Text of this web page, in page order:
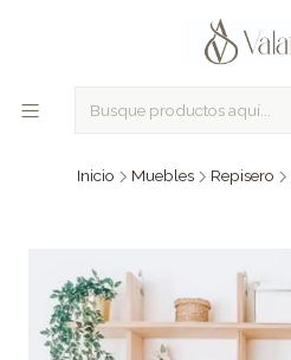
Inicio Muebles Repisero